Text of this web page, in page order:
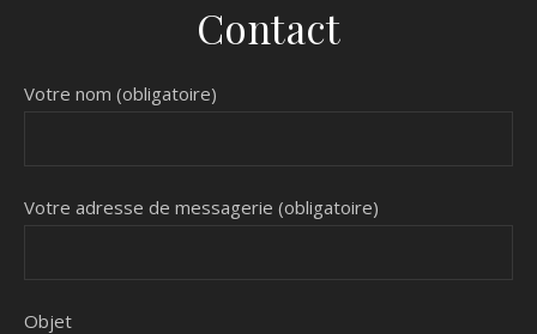
Contact
Votre nom (obligatoire)
Votre adresse de messagerie (obligatoire)
Objet